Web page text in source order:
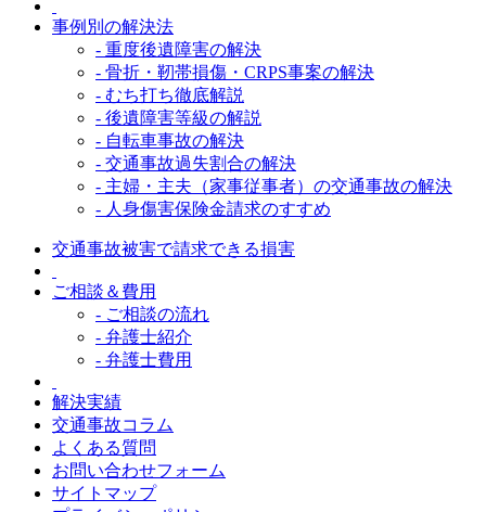
事例別の解決法
- 重度後遺障害の解決
- 骨折・靭帯損傷・CRPS事案の解決
- むち打ち徹底解説
- 後遺障害等級の解説
- 自転車事故の解決
- 交通事故過失割合の解決
- 主婦・主夫（家事従事者）の交通事故の解決
- 人身傷害保険金請求のすすめ
交通事故被害で請求できる損害
ご相談＆費用
- ご相談の流れ
- 弁護士紹介
- 弁護士費用
解決実績
交通事故コラム
よくある質問
お問い合わせフォーム
サイトマップ